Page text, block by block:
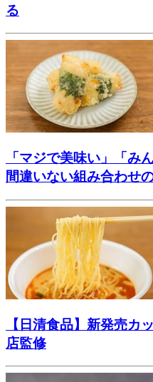
る
「マジで美味い」「み
間違いない組み合わせ
【日清食品】新発売カ
店監修